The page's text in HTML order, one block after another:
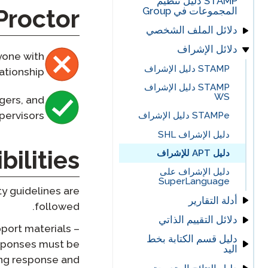
STAMP للعبرية
STAMP للغة اللاتينية
الإشراف عن بعد
طلب إعادة
دليل الكتابة للإدخال
ChromeOS – تعليمات
لوحة المفاتيح الافتراضية
أجهزة الكمبيوتر من Mac
– تعليمات الكيبورد
الافتراضي
الكيبورد الافتراضي
STAMP بداية WS
STAMPe البدء
البداية مع
SuperLanguage
PLACE البداية
العربية (APT) البداية
المجموعات في Group
دلائل الملف الشخصي
STAMP دليل الملف
STAMPe دليل الملف
الشخصي
تعريف CEFR
دليل ملف المتقدم لاختبار
SuperLanguage
دلائل الإشراف
STAMP دليل الإشراف
STAMP دليل الإشراف
WS
STAMPe دليل الإشراف
دليل الإشراف SHL
دليل APT للإشراف
دليل الإشراف على
SuperLanguage
أدلة التقارير
STAMP دليل التقرير
STAMP دليل التقارير
WS
دلائل التقييم الذاتي
STAMP دليل تقييم
الذات WS
دليل قسم الكتابة بخط
اليد
with
and
guidelines are
followed.
materials –
must be
response and